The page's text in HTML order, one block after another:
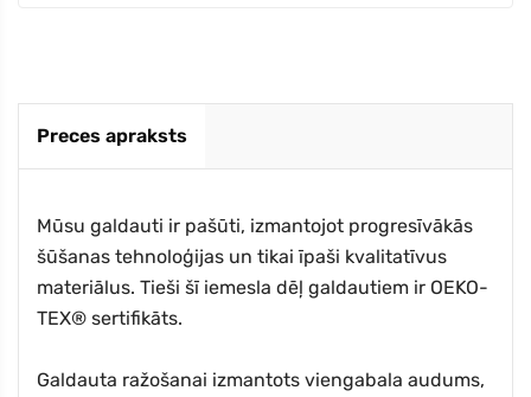
Preces apraksts
Mūsu galdauti ir pašūti, izmantojot progresīvākās
šūšanas tehnoloģijas un tikai īpaši kvalitatīvus
materiālus. Tieši šī iemesla dēļ galdautiem ir OEKO-
TEX® sertifikāts.
Galdauta ražošanai izmantots viengabala audums,